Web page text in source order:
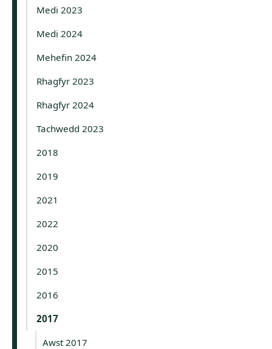
Medi 2023
Medi 2024
Mehefin 2024
Rhagfyr 2023
Rhagfyr 2024
Tachwedd 2023
2018
2019
2021
2022
2020
2015
2016
2017
Awst 2017